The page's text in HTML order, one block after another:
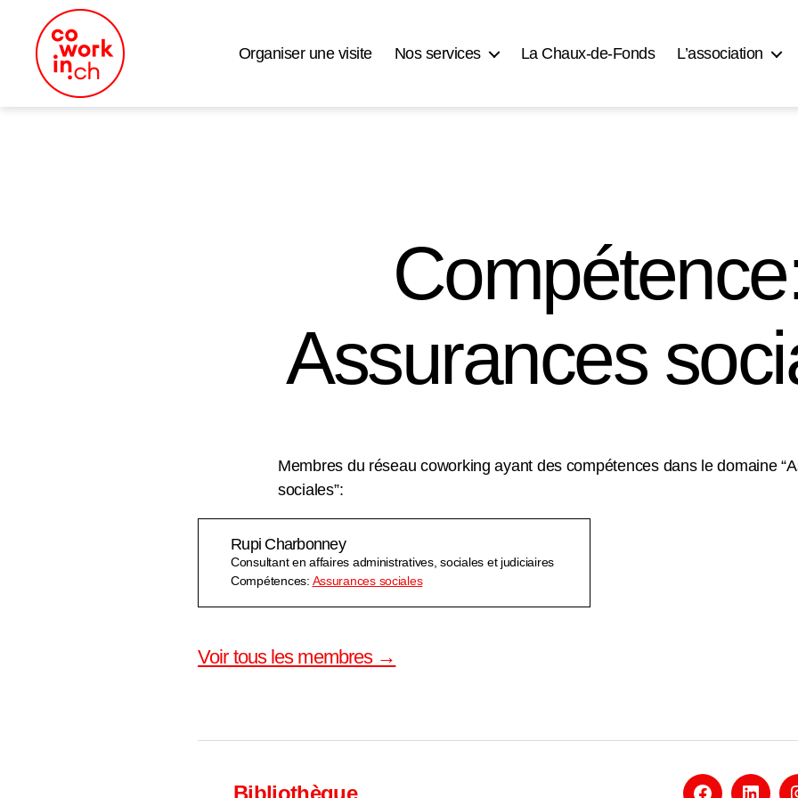
Coworking
Organiser une visite Nos services La Chaux-de-Fonds L’association
Assurances
Membres du réseau coworking ayant des compétences dans le domaine
sociales”:
Rupi Charbonney
Consultant en affaires administratives, sociales et judiciaires
Compétences: Assurances sociales
Voir tous les membres →